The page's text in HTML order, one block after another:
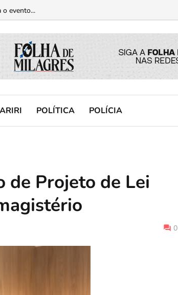
o evento...
contra a mulher...
POLÍTICA POLÍCIA
de Projeto de Lei
0